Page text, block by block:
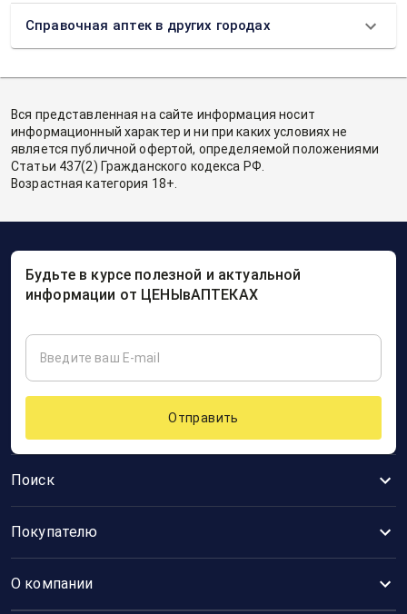
Справочная аптек в других городах
Вся представленная на сайте информация носит
информационный характер и ни при каких условиях не
является публичной офертой, определяемой положениями
Статьи 437(2) Гражданского кодекса РФ.
Возрастная категория 18+.
Поиск
Покупателю
О компании
Будьте в курсе полезной и актуальной
информации от ЦЕНЫвАПТЕКАХ
Отправить